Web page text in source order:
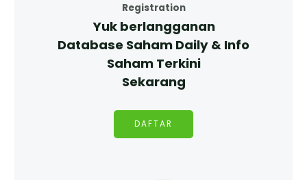
Registration
Yuk berlangganan
Database Saham Daily & Info
Saham Terkini
Sekarang
DAFTAR